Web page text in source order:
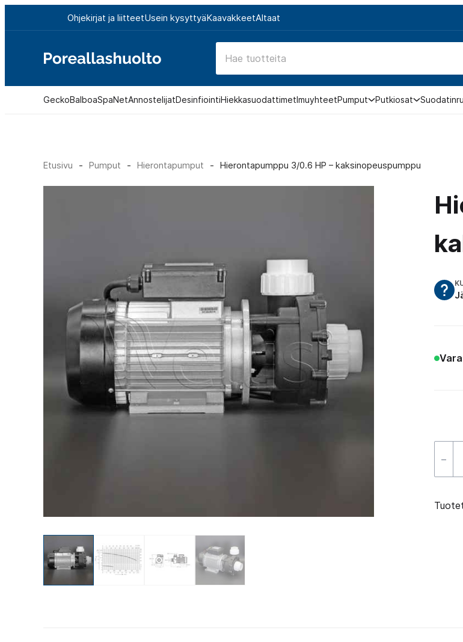
sisältöön
Ohjekirjat ja liitteetUsein kysyttyäKaavakkeetAltaat
Poreallashuolto
GeckoBalboaSpaNetAnnostelijatDesinfiointiHiekkasuodattimetImuyhteetPumput Putkiosat
Etusivu - Pumput - Hierontapumput - Hierontapumppu 3/0.6 HP – kaksinopeuspumppu
–